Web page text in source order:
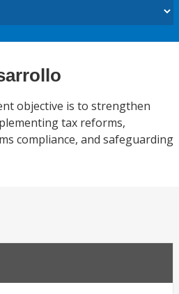
objective is to strengthen
tax reforms,
compliance, and safeguarding